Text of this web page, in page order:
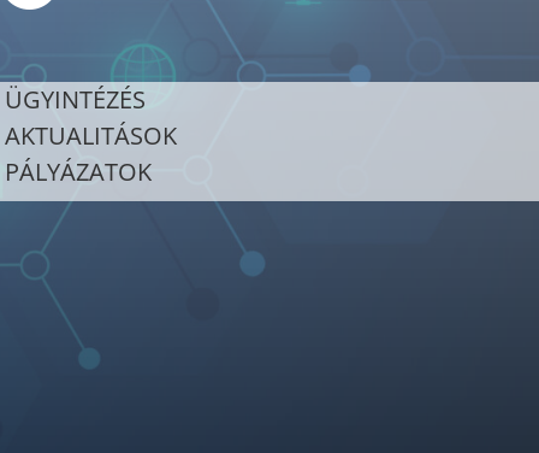
ÜGYINTÉZÉS
AKTUALITÁSOK
PÁLYÁZATOK